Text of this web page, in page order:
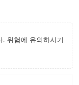
위험에 유의하시기